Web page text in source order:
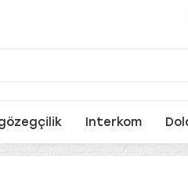
Interkom